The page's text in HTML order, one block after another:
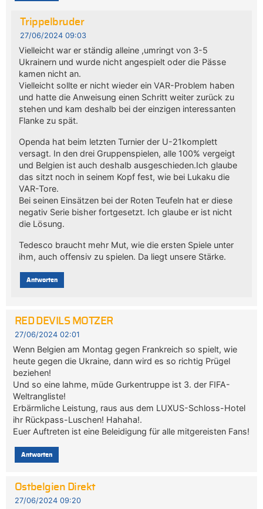
Trippelbruder
27/06/2024 09:03
Vielleicht war er ständig alleine ,umringt von 3-5
Ukrainern und wurde nicht angespielt oder die Pässe
kamen nicht an.
Vielleicht sollte er nicht wieder ein VAR-Problem haben
und hatte die Anweisung einen Schritt weiter zurück zu
stehen und kam deshalb bei der einzigen interessanten
Flanke zu spät.
Openda hat beim letzten Turnier der U-21komplett
versagt. In den drei Gruppenspielen, alle 100% vergeigt
und Belgien ist auch deshalb ausgeschieden.Ich glaube
das sitzt noch in seinem Kopf fest, wie bei Lukaku die
VAR-Tore.
Bei seinen Einsätzen bei der Roten Teufeln hat er diese
negativ Serie bisher fortgesetzt. Ich glaube er ist nicht
die Lösung.
Tedesco braucht mehr Mut, wie die ersten Spiele unter
ihm, auch offensiv zu spielen. Da liegt unsere Stärke.
Antworten
RED DEVILS MOTZER
27/06/2024 02:01
Wenn Belgien am Montag gegen Frankreich so spielt, wie
heute gegen die Ukraine, dann wird es so richtig Prügel
beziehen!
Und so eine lahme, müde Gurkentruppe ist 3. der FIFA-
Weltrangliste!
Erbärmliche Leistung, raus aus dem LUXUS-Schloss-Hotel
ihr Rückpass-Luschen! Hahaha!.
Euer Auftreten ist eine Beleidigung für alle mitgereisten Fans!
Antworten
Ostbelgien Direkt
27/06/2024 09:20